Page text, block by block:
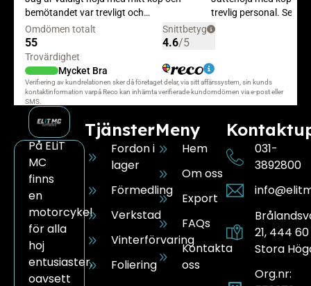
På ELiT
MC
finns
en
motorcykel
för alla
hoj
entusiaster,
oavsett
Tjänster
Fordon i
lager
Förmedling
Verkstad
Vinterförvaring
Foliering
Meny
Hem
Om oss
Export
FAQs
Kontakta
oss
031-
3892800
21, 444 60
Stora
Org.nr: